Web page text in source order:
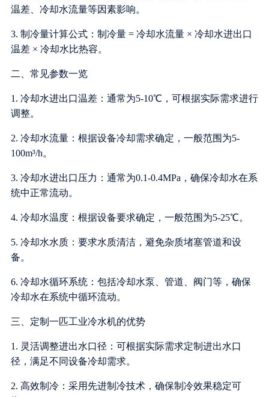
温差、冷却水流量等因素影响。
3. 制冷量计算公式：制冷量 = 冷却水流量 × 冷却水进出口
温差 × 冷却水比热容。
二、常见参数一览
1. 冷却水进出口温差：通常为5-10℃，可根据实际需求进行
调整。
2. 冷却水流量：根据设备冷却需求确定，一般范围为5-
100m³/h。
3. 冷却水进出口压力：通常为0.1-0.4MPa，确保冷却水在系
统中正常流动。
4. 冷却水温度：根据设备要求确定，一般范围为5-25℃。
5. 冷却水水质：要求水质清洁，避免杂质堵塞管道和设
备。
6. 冷却水循环系统：包括冷却水泵、管道、阀门等，确保
冷却水在系统中循环流动。
三、定制一匹工业冷水机的优势
1. 灵活调整进出水口径：可根据实际需求定制进出水口
径，满足不同设备冷却需求。
2. 高效制冷：采用先进制冷技术，确保制冷效果稳定可